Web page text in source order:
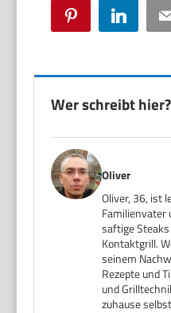
Pinterest LinkedIn
Wer schreibt hier?
Oliver
Oliver, 36, ist
Familienvater
saftige
Kontaktgrill.
seinem
Rezepte und
und
zuhause